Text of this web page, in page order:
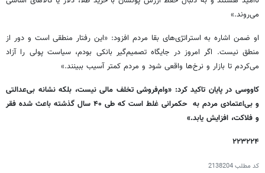
می‌روند.»
او ضمن اشاره به استراتژی‌های بقا مردم افزود: «این رفتار منطقی است و دور از
منطق نیست. اگر امروز در جایگاه تصمیم‌گیر بانکی بودم، سیاست پولی را آزاد
می‌کردم تا بازار و نرخ‌ها واقعی شود و مردم کمتر آسیب ببینند.»
کاووسی در پایان تاکید کرد: «وام‌فروشی تخلف مالی نیست، بلکه نشانه بی‌عدالتی
و بی‌اعتمادی مردم به حکمرانی غلط است که طی ۴۰ سال گذشته باعث شده فقر
و فلاکت، افزایش یابد.»
۲۲۳۲۲۴
کد مطلب2138204